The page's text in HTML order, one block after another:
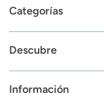
Categorías
Descubre
Información